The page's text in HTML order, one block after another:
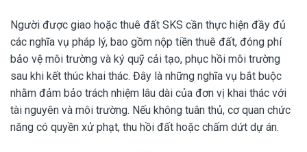
Người được giao hoặc thuê đất SKS cần thực hiện đầy đủ
các nghĩa vụ pháp lý, bao gồm nộp tiền thuê đất, đóng phí
bảo vệ môi trường và ký quỹ cải tạo, phục hồi môi trường
sau khi kết thúc khai thác. Đây là những nghĩa vụ bắt buộc
nhằm đảm bảo trách nhiệm lâu dài của đơn vị khai thác với
tài nguyên và môi trường. Nếu không tuân thủ, cơ quan chức
năng có quyền xử phạt, thu hồi đất hoặc chấm dứt dự án.